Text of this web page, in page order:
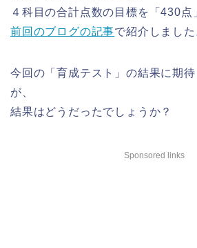
４科目の合計点数の目標を「430点
前回のブログの記事で紹介しました
今回の「育成テスト」の結果に期
が、
結果はどうだったでしょうか？
Sponsored links